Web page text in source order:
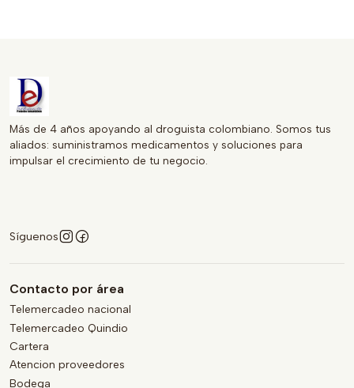
Más de 4 años apoyando al droguista colombiano. Somos tus
aliados: suministramos medicamentos y soluciones para
impulsar el crecimiento de tu negocio.
Síguenos
Contacto por área
Telemercadeo nacional
Telemercadeo Quindio
Cartera
Atencion proveedores
Bodega